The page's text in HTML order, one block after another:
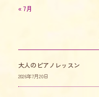
« 7月
大人のピアノレッスン
2026年7月20日